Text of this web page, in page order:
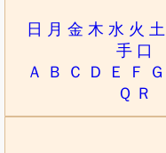
日 月 金 木 水 火 土
手 口
Ａ
Ｂ Ｃ Ｄ Ｅ Ｆ Ｇ
Ｑ Ｒ